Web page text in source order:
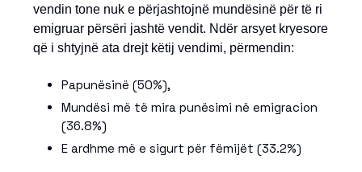
vendin tone nuk e përjashtojnë mundësinë për të ri
emigruar përsëri jashtë vendit. Ndër arsyet kryesore
që i shtyjnë ata drejt këtij vendimi, përmendin:
Papunësinë (50%),
Mundësi më të mira punësimi në emigracion
(36.8%)
E ardhme më e sigurt për fëmijët (33.2%)